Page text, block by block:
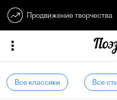
Продвижение творчества
Все классики Все